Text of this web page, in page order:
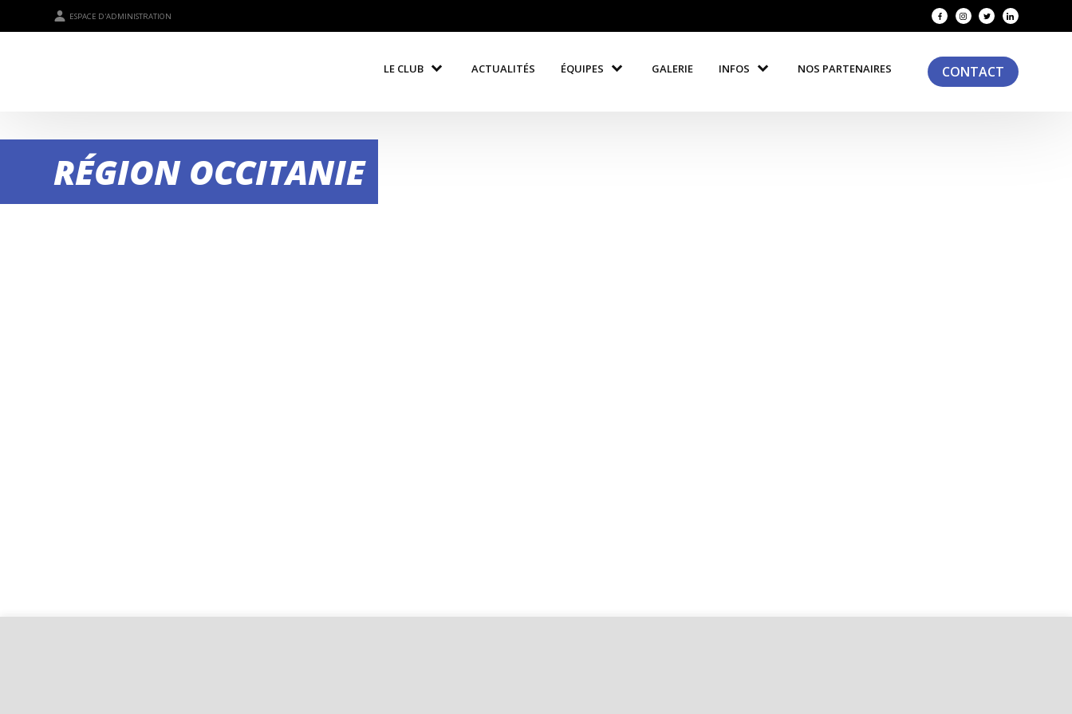
ESPACE D'ADMINISTRATION
LE CLUB ACTUALITÉS ÉQUIPES GALERIE INFOS NOS PARTENAIRES CONTACT
RÉGION OCCITANIE